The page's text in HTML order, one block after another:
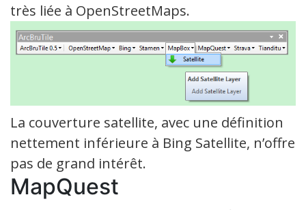
très liée à OpenStreetMaps.
La couverture satellite, avec une définition
nettement inférieure à Bing Satellite, n’offre
pas de grand intérêt.
MapQuest